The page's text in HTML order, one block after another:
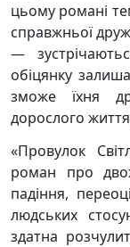
цьому романі
справжньої
—
обіцянку
зможе їхня
дорослого
«Провулок
роман про
падіння,
людських
здатна